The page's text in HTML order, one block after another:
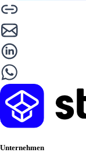
Unternehmen